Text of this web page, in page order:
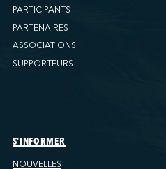
PARTICIPANTS
PARTENAIRES
ASSOCIATIONS
SUPPORTEURS
S'INFORMER
NOUVELLES